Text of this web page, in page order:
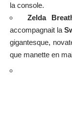
la console.
Zelda
accompagnait la
gigantesque,
que manette en